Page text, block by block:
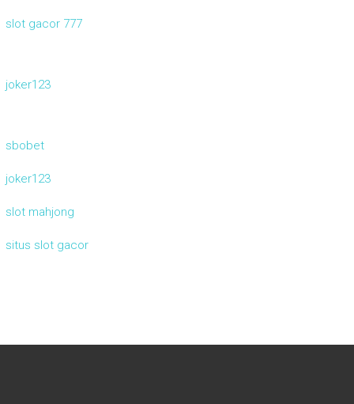
slot gacor 777
joker123
sbobet
joker123
slot mahjong
situs slot gacor